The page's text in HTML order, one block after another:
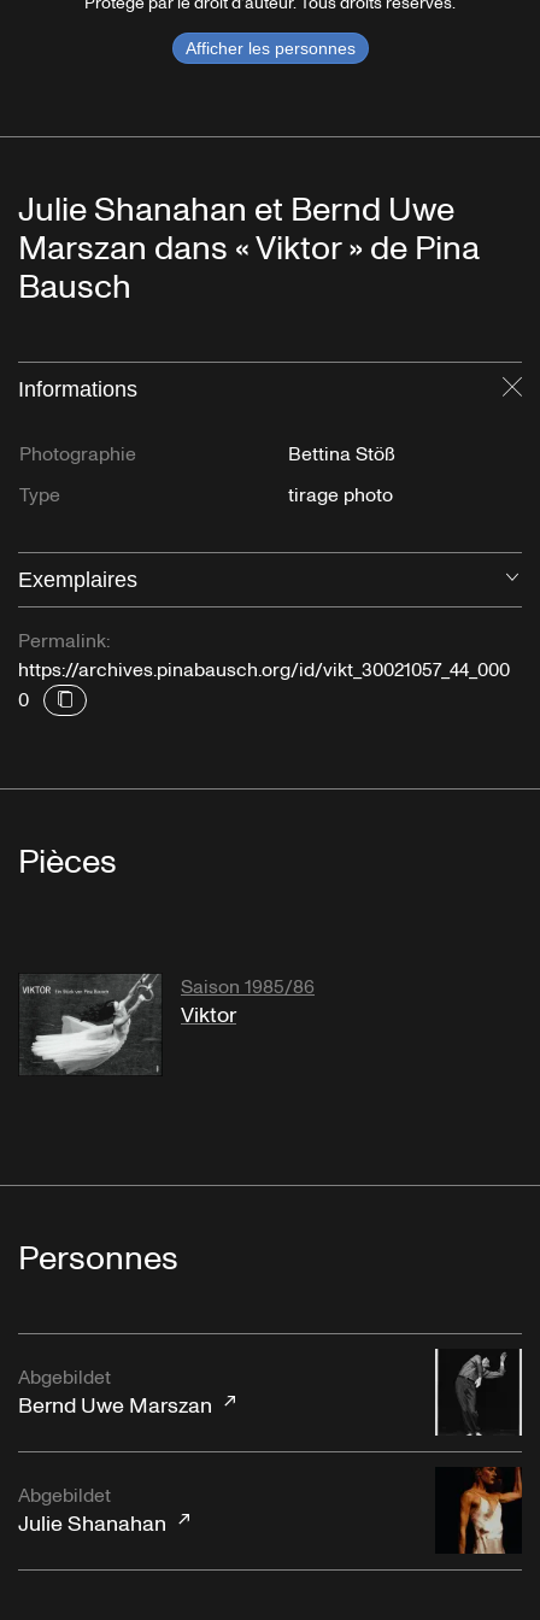
Afficher les personnes
Julie Shanahan et Bernd Uwe
Marszan dans « Viktor » de Pina
Bausch
Informations
Photographie
Bettina Stöß
Type
tirage photo
Exemplaires
Permalink:
https://archives.pinabausch.org/id/vikt_30021057_44_000
0
Pièces
Saison 1985/86
Viktor
Personnes
Abgebildet
Bernd Uwe Marszan
Abgebildet
Julie Shanahan